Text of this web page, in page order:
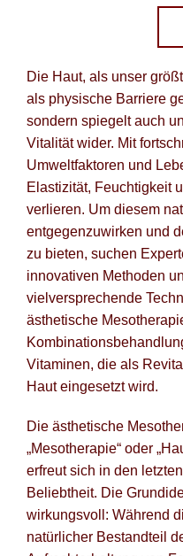
Die Haut, als unser
als physische Barriere
sondern spiegelt auch
Vitalität wider. Mit
Umweltfaktoren und
Elastizität, Feuchtigkeit
verlieren. Um diesem
entgegenzuwirken und
zu bieten, suchen
innovativen Methoden
vielversprechende
ästhetische
Vitaminen, die als
Haut eingesetzt wird.
Die ästhetische
„Mesotherapie“ oder
erfreut sich in den
Beliebtheit. Die
wirkungsvoll: Während
natürlicher Bestandteil